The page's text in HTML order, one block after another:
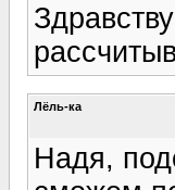
Лёль-ка
Надя,